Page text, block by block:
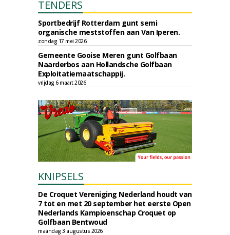
TENDERS
Sportbedrijf Rotterdam gunt semi
organische meststoffen aan Van Iperen.
zondag 17 mei 2026
Gemeente Gooise Meren gunt Golfbaan
Naarderbos aan Hollandsche Golfbaan
Exploitatiemaatschappij.
vrijdag 6 maart 2026
KNIPSELS
De Croquet Vereniging Nederland houdt van
7 tot en met 20 september het eerste Open
Nederlands Kampioenschap Croquet op
Golfbaan Bentwoud
maandag 3 augustus 2026